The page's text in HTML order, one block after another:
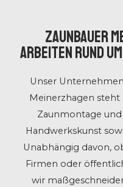
ZAUNBAUER
ARBEITEN RUND
Unser
Meinerzhagen steht
Zaunmontage
Handwerkskunst
Unabhängig davon,
Firmen oder
wir